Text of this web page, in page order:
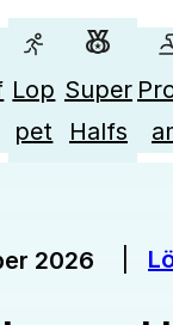
Lop
pet
Super
Halfs
2026